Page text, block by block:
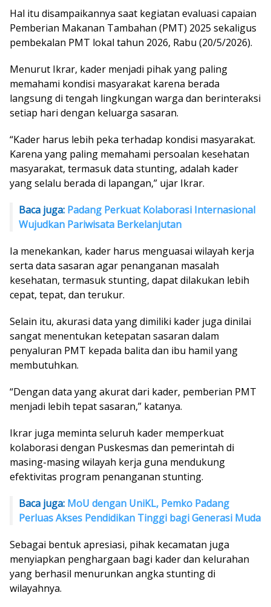
Hal itu disampaikannya saat kegiatan evaluasi capaian
Pemberian Makanan Tambahan (PMT) 2025 sekaligus
pembekalan PMT lokal tahun 2026, Rabu (20/5/2026).
Menurut Ikrar, kader menjadi pihak yang paling
memahami kondisi masyarakat karena berada
langsung di tengah lingkungan warga dan berinteraksi
setiap hari dengan keluarga sasaran.
“Kader harus lebih peka terhadap kondisi masyarakat.
Karena yang paling memahami persoalan kesehatan
masyarakat, termasuk data stunting, adalah kader
yang selalu berada di lapangan,” ujar Ikrar.
Baca juga: Padang Perkuat Kolaborasi Internasional
Wujudkan Pariwisata Berkelanjutan
Ia menekankan, kader harus menguasai wilayah kerja
serta data sasaran agar penanganan masalah
kesehatan, termasuk stunting, dapat dilakukan lebih
cepat, tepat, dan terukur.
Selain itu, akurasi data yang dimiliki kader juga dinilai
sangat menentukan ketepatan sasaran dalam
penyaluran PMT kepada balita dan ibu hamil yang
membutuhkan.
“Dengan data yang akurat dari kader, pemberian PMT
menjadi lebih tepat sasaran,” katanya.
Ikrar juga meminta seluruh kader memperkuat
kolaborasi dengan Puskesmas dan pemerintah di
masing-masing wilayah kerja guna mendukung
efektivitas program penanganan stunting.
Baca juga: MoU dengan UniKL, Pemko Padang
Perluas Akses Pendidikan Tinggi bagi Generasi Muda
Sebagai bentuk apresiasi, pihak kecamatan juga
menyiapkan penghargaan bagi kader dan kelurahan
yang berhasil menurunkan angka stunting di
wilayahnya.